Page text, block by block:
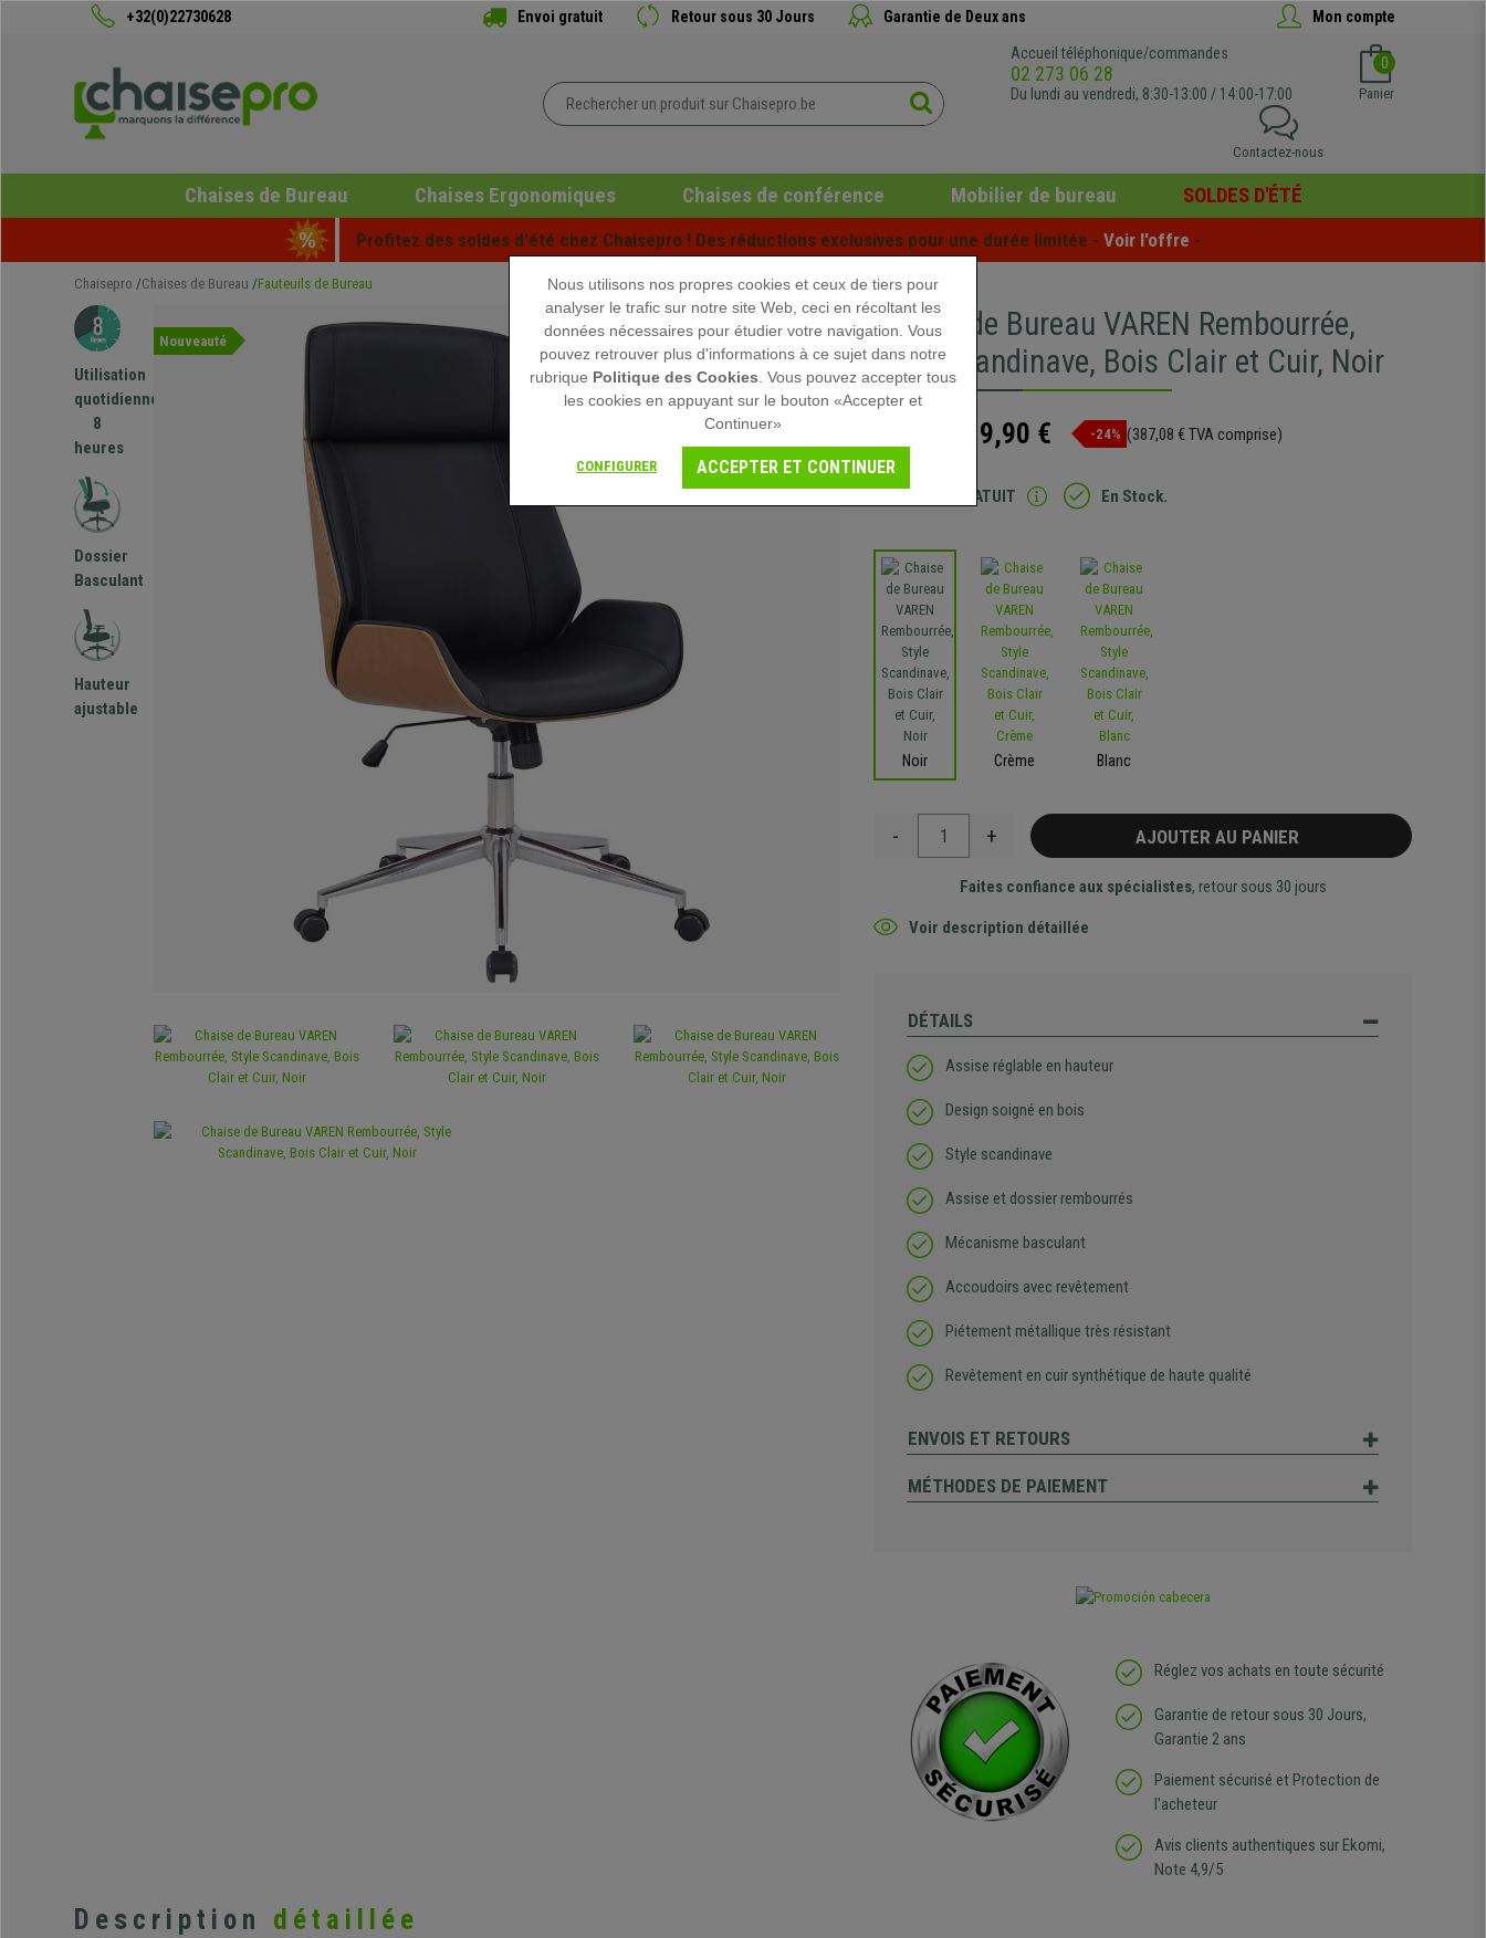
+32(0)22730628 Envoi gratuit Retour sous 30 Jours Garantie de Deux ans Mon compte
Accueil téléphonique/commandes
02 273 06 28
Du lundi au vendredi, 8:30-13:00 / 14:00-17:00
0
Panier
Contactez-nous
Chaises de Bureau Chaises Ergonomiques Chaises de conférence Mobilier de bureau SOLDES D'ÉTÉ
Profitez des soldes d'été chez Chaisepro ! Des réductions exclusives pour une durée limitée - Voir l'offre -
Chaisepro Chaises de Bureau Fauteuils de Bureau
Utilisation
quotidienne
8
heures
Dossier
Basculant
Hauteur
ajustable
Nouveauté
Chaise de Bureau VAREN Rembourrée,
Style Scandinave, Bois Clair et Cuir, Noir
319,90 € -24% (387,08 € TVA comprise)
Envoi GRATUIT En Stock.
Noir Crème Blanc
- + AJOUTER AU PANIER
Faites confiance aux spécialistes, retour sous 30 jours
Voir description détaillée
DÉTAILS
Assise réglable en hauteur
Design soigné en bois
Style scandinave
Assise et dossier rembourrés
Mécanisme basculant
Accoudoirs avec revêtement
Piétement métallique très résistant
Revêtement en cuir synthétique de haute qualité
ENVOIS ET RETOURS
MÉTHODES DE PAIEMENT
Réglez vos achats en toute sécurité
Garantie de retour sous 30 Jours,
Garantie 2 ans
Paiement sécurisé et Protection de
l'acheteur
Avis clients authentiques sur Ekomi,
Note 4,9/5
Description détaillée
Nous utilisons nos propres cookies et ceux de tiers pour
analyser le trafic sur notre site Web, ceci en récoltant les
données nécessaires pour étudier votre navigation. Vous
pouvez retrouver plus d'informations à ce sujet dans notre
rubrique Politique des Cookies . Vous pouvez accepter tous
les cookies en appuyant sur le bouton «Accepter et
Continuer»
CONFIGURER ACCEPTER ET CONTINUER